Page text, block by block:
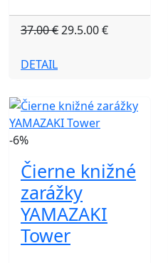
37.00 €29.5.00 €
DETAIL
-6%
Čierne knižné
zarážky
YAMAZAKI
Tower